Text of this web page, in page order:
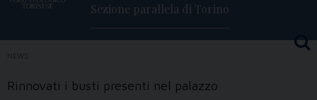
Sezione parallela di Torino
NEWS
Rinnovati i busti presenti nel palazzo